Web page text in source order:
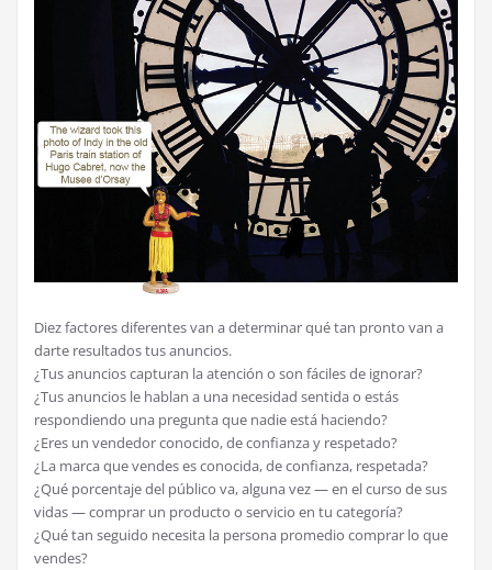
Diez factores diferentes van a determinar qué tan pronto van a
darte resultados tus anuncios.
¿Tus anuncios capturan la atención o son fáciles de ignorar?
¿Tus anuncios le hablan a una necesidad sentida o estás
respondiendo una pregunta que nadie está haciendo?
¿Eres un vendedor conocido, de confianza y respetado?
¿La marca que vendes es conocida, de confianza, respetada?
¿Qué porcentaje del público va, alguna vez — en el curso de sus
vidas — comprar un producto o servicio en tu categoría?
¿Qué tan seguido necesita la persona promedio comprar lo que
vendes?